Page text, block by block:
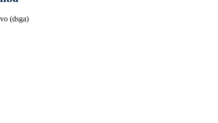
(dsga)